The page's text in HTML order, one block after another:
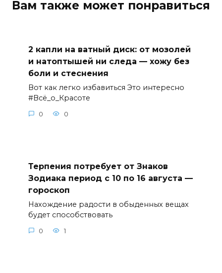
Вам также может понравиться
2 капли на ватный диск: от мозолей
и натоптышей ни следа — хожу без
боли и стеснения
Вот как легко избавиться Это интересно
#Всё_о_Красоте
0 0
Терпения потребует от Знаков
Зодиака период с 10 по 16 августа —
гороскоп
Нахождение радости в обыденных вещах
будет способствовать
0 1